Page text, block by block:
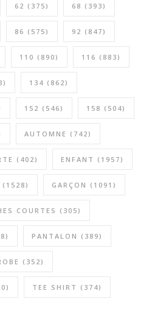
62 (375) 68 (393)
86 (575) 92 (847)
110 (890) 116 (883)
134 (862)
152 (546) 158 (504)
AUTOMNE (742)
(402) ENFANT (1957)
(1528) GARÇON (1091)
COURTES (305)
PANTALON (389)
(352)
TEE SHIRT (374)